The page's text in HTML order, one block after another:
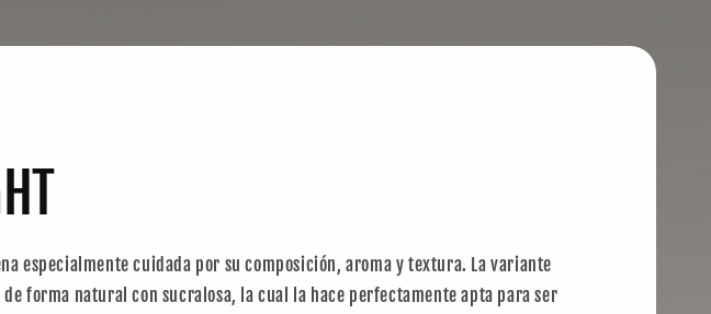
especialmente cuidada por su composición, aroma y textura. La variante
forma natural con sucralosa, la cual la hace perfectamente apta para ser